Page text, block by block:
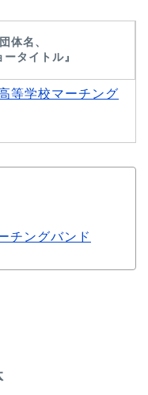
団体名、
ータイトル』
等学校マーチング
チングバンド